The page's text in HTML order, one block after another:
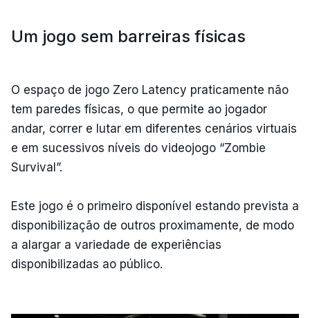
Um jogo sem barreiras físicas
O espaço de jogo Zero Latency praticamente não
tem paredes físicas, o que permite ao jogador
andar, correr e lutar em diferentes cenários virtuais
e em sucessivos níveis do videojogo “Zombie
Survival”.
Este jogo é o primeiro disponível estando prevista a
disponibilização de outros proximamente, de modo
a alargar a variedade de experiências
disponibilizadas ao público.